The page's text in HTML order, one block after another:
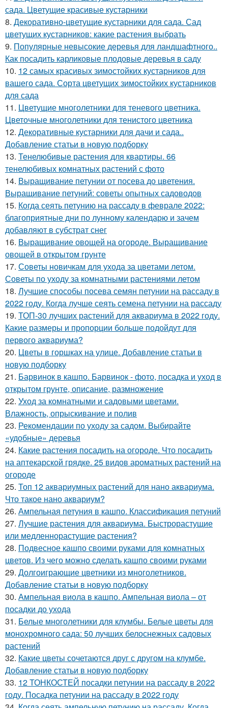
сада. Цветущие красивые кустарники
8. Декоративно-цветущие кустарники для сада. Сад
цветущих кустарников: какие растения выбрать
9. Популярные невысокие деревья для ландшафтного..
Как посадить карликовые плодовые деревья в саду
10. 12 самых красивых зимостойких кустарников для
вашего сада. Сорта цветущих зимостойких кустарников
для сада
11. Цветущие многолетники для теневого цветника.
Цветочные многолетники для тенистого цветника
12. Декоративные кустарники для дачи и сада..
Добавление статьи в новую подборку
13. Тенелюбивые растения для квартиры. 66
тенелюбивых комнатных растений с фото
14. Выращивание петунии от посева до цветения.
Выращивание петуний: советы опытных садоводов
15. Когда сеять петунию на рассаду в феврале 2022:
благоприятные дни по лунному календарю и зачем
добавляют в субстрат снег
16. Выращивание овощей на огороде. Выращивание
овощей в открытом грунте
17. Советы новичкам для ухода за цветами летом.
Советы по уходу за комнатными растениями летом
18. Лучшие способы посева семян петунии на рассаду в
2022 году. Когда лучше сеять семена петунии на рассаду
19. ТОП-30 лучших растений для аквариума в 2022 году.
Какие размеры и пропорции больше подойдут для
первого аквариума?
20. Цветы в горшках на улице. Добавление статьи в
новую подборку
21. Барвинок в кашпо. Барвинок - фото, посадка и уход в
открытом грунте, описание, размножение
22. Уход за комнатными и садовыми цветами.
Влажность, опрыскивание и полив
23. Рекомендации по уходу за садом. Выбирайте
«удобные» деревья
24. Какие растения посадить на огороде. Что посадить
на аптекарской грядке. 25 видов ароматных растений на
огороде
25. Топ 12 аквариумных растений для нано аквариума.
Что такое нано аквариум?
26. Ампельная петуния в кашпо. Классификация петуний
27. Лучшие растения для аквариума. Быстрорастущие
или медленнорастущие растения?
28. Подвесное кашпо своими руками для комнатных
цветов. Из чего можно сделать кашпо своими руками
29. Долгоиграющие цветники из многолетников.
Добавление статьи в новую подборку
30. Ампельная виола в кашпо. Ампельная виола – от
посадки до ухода
31. Белые многолетники для клумбы. Белые цветы для
монохромного сада: 50 лучших белоснежных садовых
растений
32. Какие цветы сочетаются друг с другом на клумбе.
Добавление статьи в новую подборку
33. 12 ТОНКОСТЕЙ посадки петунии на рассаду в 2022
году. Посадка петунии на рассаду в 2022 году